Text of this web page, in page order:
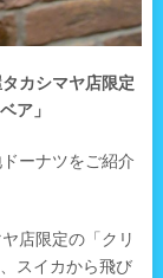
カシマヤ店限定
ア」
ーナツをご紹介
店限定の「クリ
スイカから飛び